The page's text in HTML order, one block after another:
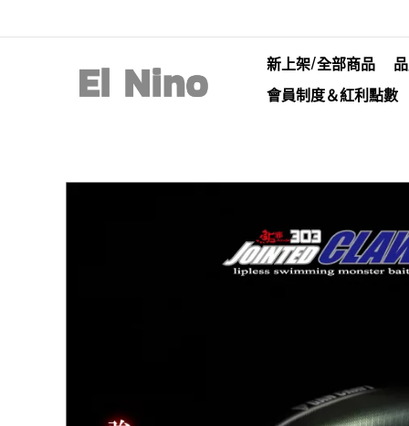
新上架/全部商品
會員制度＆紅利點數